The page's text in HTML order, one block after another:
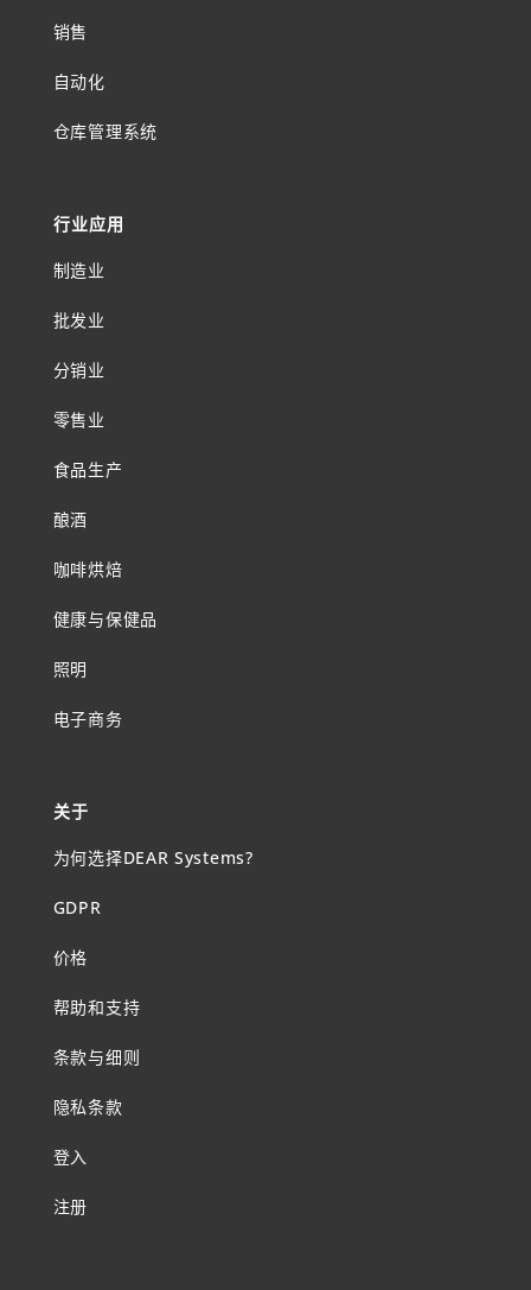
销售
自动化
仓库管理系统
行业应用
制造业
批发业
分销业
零售业
食品生产
酿酒
咖啡烘焙
健康与保健品
照明
电子商务
关于
为何选择DEAR Systems?
GDPR
价格
帮助和支持
条款与细则
隐私条款
登入
注册